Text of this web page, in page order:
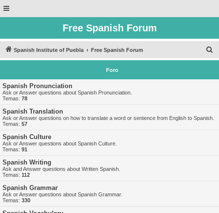
Free Spanish Forum
Spanish Institute of Puebla Free Spanish Forum
u
Foro
Spanish Pronunciation
Ask or Answer questions about Spanish Pronunciation.
Temas: 78
Spanish Translation
Ask or Answer questions on how to translate a word or sentence from English to Spanish.
Temas: 57
Spanish Culture
Ask or Answer questions about Spanish Culture.
Temas: 91
Spanish Writing
Ask and Answer questions about Written Spanish.
Temas: 112
Spanish Grammar
Ask or Answer questions about Spanish Grammar.
Temas: 330